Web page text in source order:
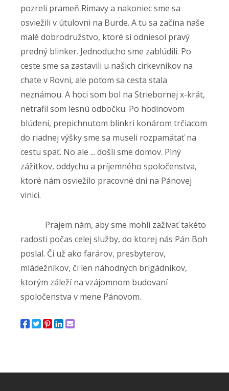
pozreli prameň Rimavy a nakoniec sme sa
osviežili v útulovni na Burde. A tu sa začína naše
malé dobrodružstvo, ktoré si odniesol pravý
predný blinker. Jednoducho sme zablúdili. Po
ceste sme sa zastavili u našich cirkevníkov na
chate v Rovni, ale potom sa cesta stala
neznámou. A hoci som bol na Striebornej x-krát,
netrafil som lesnú odbočku. Po hodinovom
blúdení, prepichnutom blinkri konárom trčiacom
do riadnej výšky sme sa museli rozpamätať na
cestu späť. No ale ... došli sme domov. Plný
zážitkov, oddychu a príjemného spoločenstva,
ktoré nám osviežilo pracovné dni na Pánovej
vinici.
Prajem nám, aby sme mohli zažívať takéto
radosti počas celej služby, do ktorej nás Pán Boh
poslal. Či už ako farárov, presbyterov,
mládežníkov, či len náhodných brigádnikov,
ktorým záleží na vzájomnom budovaní
spoločenstva v mene Pánovom.